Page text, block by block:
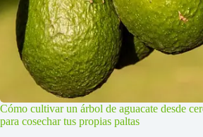
Cómo cultivar un árbol de aguacate desde
para cosechar tus propias paltas